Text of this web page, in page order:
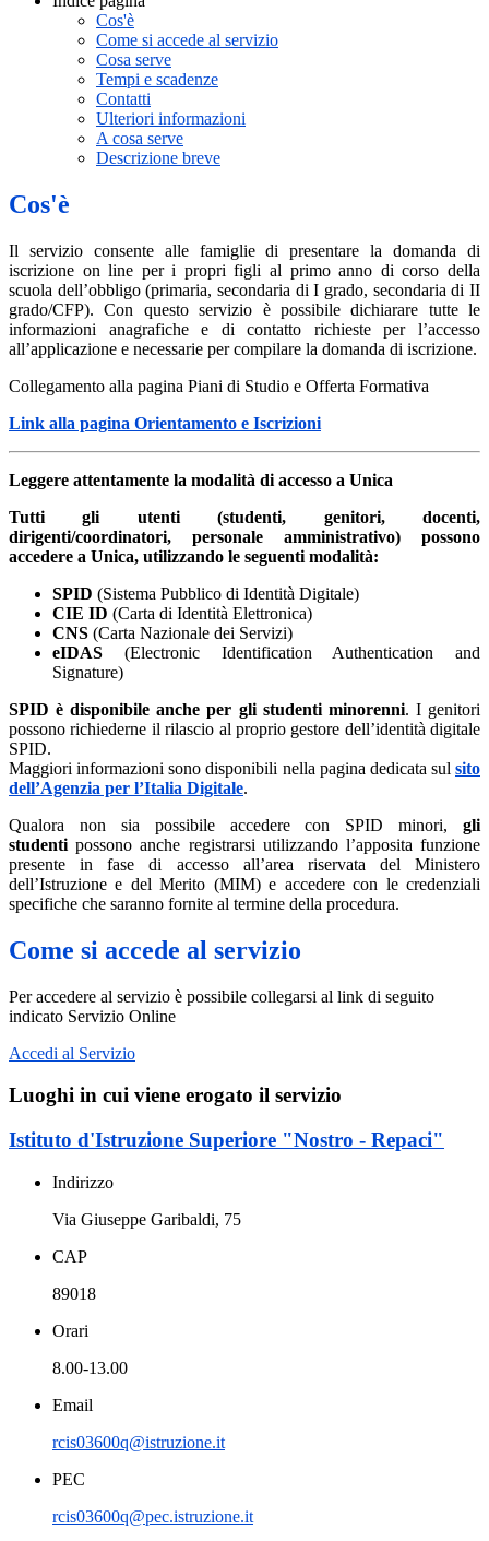
Cos'è
Come si accede al servizio
Cosa serve
Tempi e scadenze
Contatti
Ulteriori informazioni
A cosa serve
Descrizione breve
Cos'è
Il servizio consente alle famiglie di presentare la domanda di
iscrizione on line per i propri figli al primo anno di corso della
scuola dell’obbligo (primaria, secondaria di I grado, secondaria di II
grado/CFP). Con questo servizio è possibile dichiarare tutte le
informazioni anagrafiche e di contatto richieste per l’accesso
all’applicazione e necessarie per compilare la domanda di iscrizione.
Collegamento alla pagina Piani di Studio e Offerta Formativa
Link alla pagina Orientamento e Iscrizioni
Leggere attentamente la modalità di accesso a Unica
Tutti gli utenti (studenti, genitori, docenti,
dirigenti/coordinatori, personale amministrativo) possono
accedere a Unica, utilizzando le seguenti modalità:
SPID (Sistema Pubblico di Identità Digitale)
CIE ID (Carta di Identità Elettronica)
CNS (Carta Nazionale dei Servizi)
eIDAS (Electronic Identification Authentication and
Signature)
SPID è disponibile anche per gli studenti minorenni. I genitori
possono richiederne il rilascio al proprio gestore dell’identità digitale
SPID.
Maggiori informazioni sono disponibili nella pagina dedicata sul sito
dell’Agenzia per l’Italia Digitale.
Qualora non sia possibile accedere con SPID minori, gli
studenti possono anche registrarsi utilizzando l’apposita funzione
presente in fase di accesso all’area riservata del Ministero
dell’Istruzione e del Merito (MIM) e accedere con le credenziali
specifiche che saranno fornite al termine della procedura.
Come si accede al servizio
Per accedere al servizio è possibile collegarsi al link di seguito
indicato Servizio Online
Accedi al Servizio
Luoghi in cui viene erogato il servizio
Istituto d'Istruzione Superiore "Nostro - Repaci"
Indirizzo
Via Giuseppe Garibaldi, 75
CAP
89018
Orari
8.00-13.00
Email
rcis03600q@istruzione.it
PEC
rcis03600q@pec.istruzione.it